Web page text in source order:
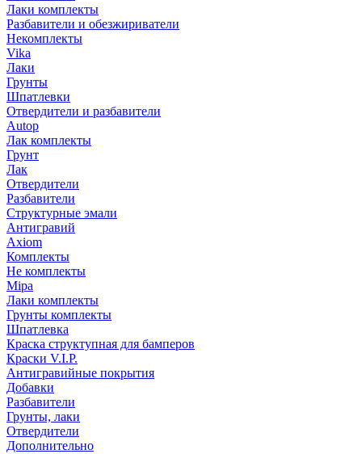
Лаки комплекты
Разбавители и обезжириватели
Некомплекты
Vika
Лаки
Грунты
Шпатлевки
Отвердители и разбавители
Autop
Лак комплекты
Грунт
Лак
Отвердители
Разбавители
Структурные эмали
Антигравий
Axiom
Комплекты
Не комплекты
Mipa
Лаки комплекты
Грунты комплекты
Шпатлевка
Краска структупная для бамперов
Краски V.I.P.
Антигравийные покрытия
Добавки
Разбавители
Грунты, лаки
Отвердители
Дополнительно